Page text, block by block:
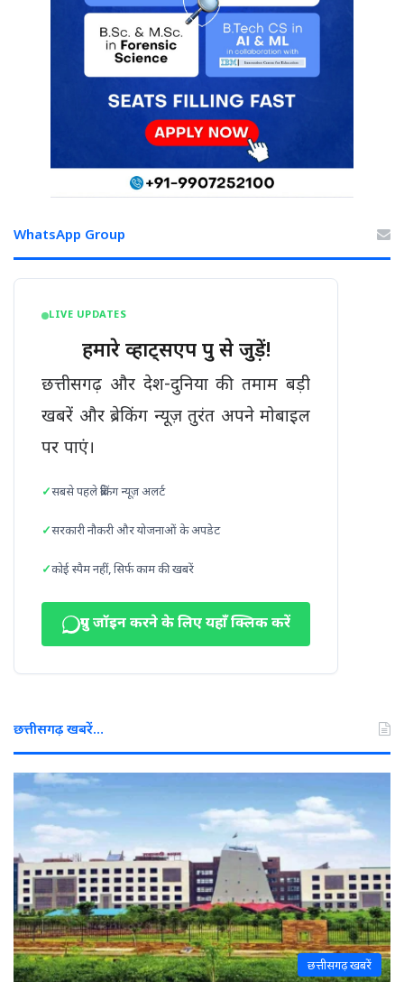
WhatsApp Group
LIVE UPDATES
हमारे व्हाट्सएप ग्रुप से जुड़ें!
छत्तीसगढ़ और देश-दुनिया की तमाम बड़ी
खबरें और ब्रेकिंग न्यूज़ तुरंत अपने मोबाइल
पर पाएं।
सबसे पहले ब्रेकिंग न्यूज़ अलर्ट
सरकारी नौकरी और योजनाओं के अपडेट
कोई स्पैम नहीं, सिर्फ काम की खबरें
ग्रुप जॉइन करने के लिए यहाँ क्लिक करें
छत्तीसगढ़ खबरें…
छत्तीसगढ़ खबरें